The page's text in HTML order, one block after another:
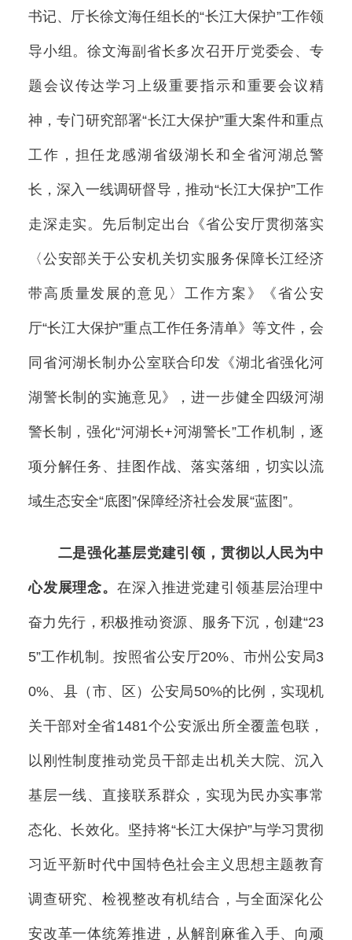
书记、厅长徐文海任组长的“长江大保护”工作领
导小组。徐文海副省长多次召开厅党委会、专
题会议传达学习上级重要指示和重要会议精
神，专门研究部署“长江大保护”重大案件和重点
工作，担任龙感湖省级湖长和全省河湖总警
长，深入一线调研督导，推动“长江大保护”工作
走深走实。先后制定出台《省公安厅贯彻落实
〈公安部关于公安机关切实服务保障长江经济
带高质量发展的意见〉工作方案》《省公安
厅“长江大保护”重点工作任务清单》等文件，会
同省河湖长制办公室联合印发《湖北省强化河
湖警长制的实施意见》，进一步健全四级河湖
警长制，强化“河湖长+河湖警长”工作机制，逐
项分解任务、挂图作战、落实落细，切实以流
域生态安全“底图”保障经济社会发展“蓝图”。
二是强化基层党建引领，贯彻以人民为中
心发展理念。 在深入推进党建引领基层治理中
奋力先行，积极推动资源、服务下沉，创建“23
5”工作机制。按照省公安厅20%、市州公安局3
0%、县（市、区）公安局50%的比例，实现机
关干部对全省1481个公安派出所全覆盖包联，
以刚性制度推动党员干部走出机关大院、沉入
基层一线、直接联系群众，实现为民办实事常
态化、长效化。坚持将“长江大保护”与学习贯彻
习近平新时代中国特色社会主义思想主题教育
调查研究、检视整改有机结合，与全面深化公
安改革一体统筹推进，从解剖麻雀入手、向顽